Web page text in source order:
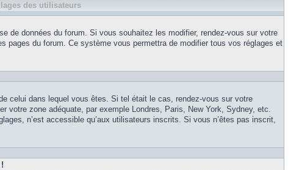
des utilisateurs
de données du forum. Si vous souhaitez les modifier, rendez-vous sur votre
pages du forum. Ce système vous permettra de modifier tous vos réglages et
celui dans lequel vous êtes. Si tel était le cas, rendez-vous sur votre
votre zone adéquate, par exemple Londres, Paris, New York, Sydney, etc.
n’est accessible qu’aux utilisateurs inscrits. Si vous n’êtes pas inscrit,